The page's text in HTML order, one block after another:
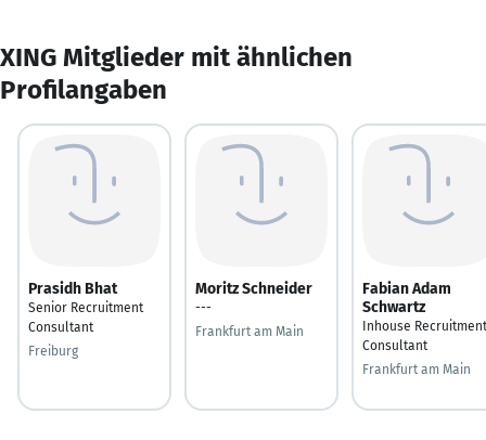
XING Mitglieder mit ähnlichen
Profilangaben
Prasidh Bhat
Senior Recruitment
Consultant
Freiburg
Moritz Schneider
---
Frankfurt am Main
Fabian Adam
Schwartz
Inhouse Recruitment
Consultant
Frankfurt am Main